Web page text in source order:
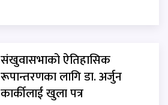
संखुवासभाको ऐतिहासिक
रूपान्तरणका लागि डा. अर्जुन
कार्कीलाई खुला पत्र